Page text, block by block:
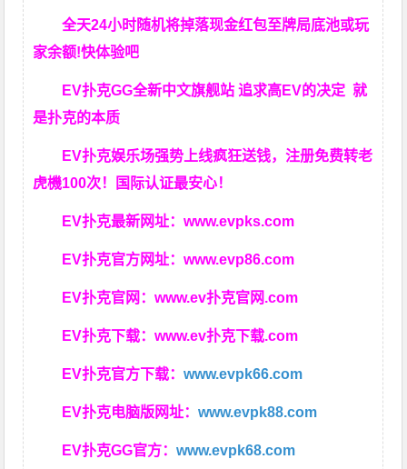
全天24小时随机将掉落现金红包至牌局底池或玩
家余额!快体验吧
EV扑克GG全新中文旗舰站 追求高EV的决定就
是扑克的本质
EV扑克娱乐场强势上线疯狂送钱，注册免费转老
虎機100次！国际认证最安心！
EV扑克最新网址：www.evpks.com
EV扑克官方网址：www.evp86.com
EV扑克官网：www.ev扑克官网.com
EV扑克下载：www.ev扑克下载.com
EV扑克官方下载：www.evpk66.com
EV扑克电脑版网址：www.evpk88.com
EV扑克GG官方：www.evpk68.com